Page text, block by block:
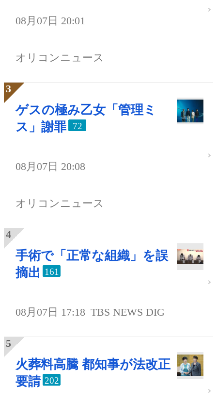
08月07日 20:01
オリコンニュース
ゲスの極み乙女「管理ミ
ス」謝罪
72
08月07日 20:08
オリコンニュース
手術で「正常な組織」を誤
摘出 161
08月07日 17:18 TBS NEWS DIG
火葬料高騰 都知事が法改正
要請 202